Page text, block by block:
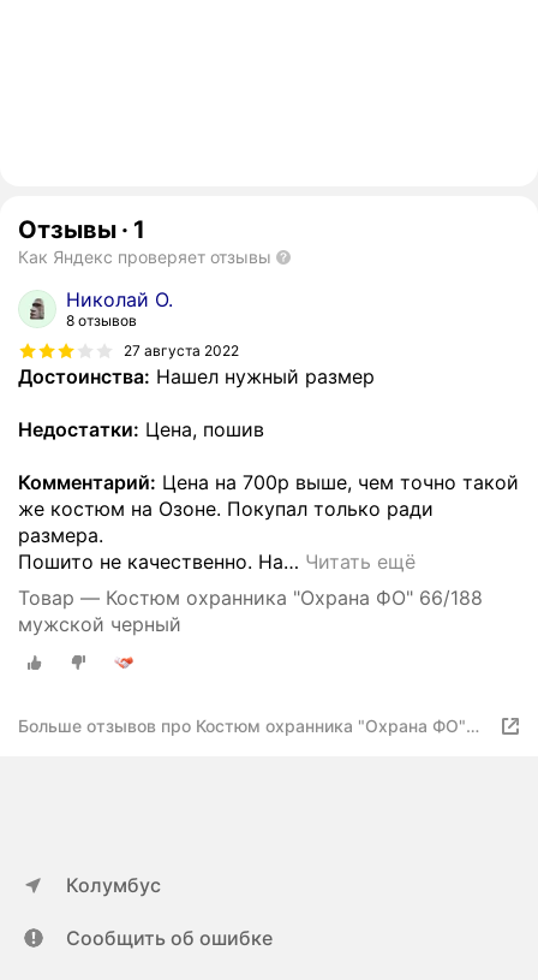
Отзывы · 1
Как Яндекс проверяет отзывы
Николай О.
8 отзывов
27 августа 2022
Достоинства: Нашел нужный размер
Недостатки: Цена, пошив
Комментарий: Цена на 700р выше, чем точно такой
же костюм на Озоне. Покупал только ради
размера.
Пошито не качественно. На… Читать ещё
Товар — Костюм охранника "Охрана ФО" 66/188
мужской черный
Больше отзывов про Костюм охранника "Охрана ФО"
Колумбус
Сообщить об ошибке